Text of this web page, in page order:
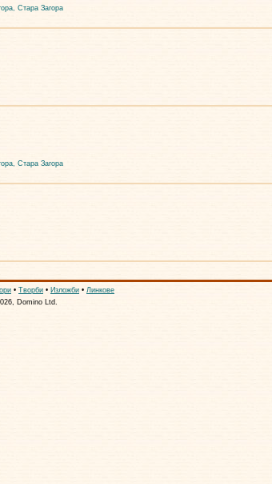
Стара Загора
Стара Загора
• Творби • Изложби • Линкове
Domino Ltd.